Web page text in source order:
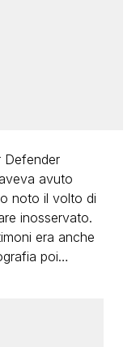
Defender
avuto
noto il volto di
inosservato.
era anche
poi…